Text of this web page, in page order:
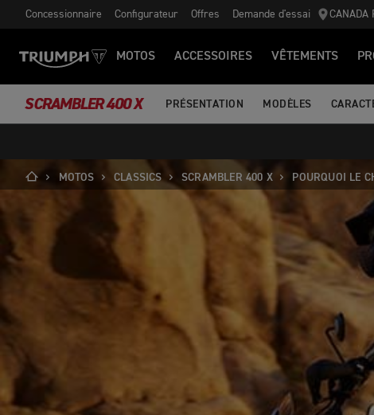
Concessionnaire Configurateur Offres Demande d'essai CANADA
MOTOS ACCESSOIRES VÊTEMENTS
SCRAMBLER 400 X PRÉSENTATION MODÈLES
MOTOS CLASSICS SCRAMBLER 400 X POURQUOI LE